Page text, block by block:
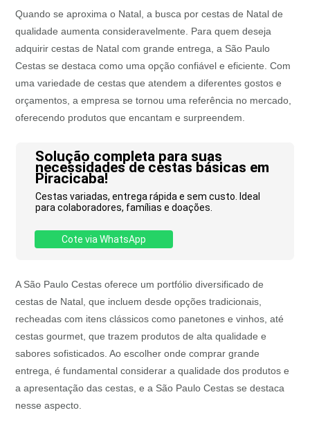
Quando se aproxima o Natal, a busca por cestas de Natal de
qualidade aumenta consideravelmente. Para quem deseja
adquirir cestas de Natal com grande entrega, a São Paulo
Cestas se destaca como uma opção confiável e eficiente. Com
uma variedade de cestas que atendem a diferentes gostos e
orçamentos, a empresa se tornou uma referência no mercado,
oferecendo produtos que encantam e surpreendem.
Solução completa para suas
necessidades de cestas básicas em
Piracicaba!
Cestas variadas, entrega rápida e sem custo. Ideal
para colaboradores, famílias e doações.
Cote via WhatsApp
A São Paulo Cestas oferece um portfólio diversificado de
cestas de Natal, que incluem desde opções tradicionais,
recheadas com itens clássicos como panetones e vinhos, até
cestas gourmet, que trazem produtos de alta qualidade e
sabores sofisticados. Ao escolher onde comprar grande
entrega, é fundamental considerar a qualidade dos produtos e
a apresentação das cestas, e a São Paulo Cestas se destaca
nesse aspecto.